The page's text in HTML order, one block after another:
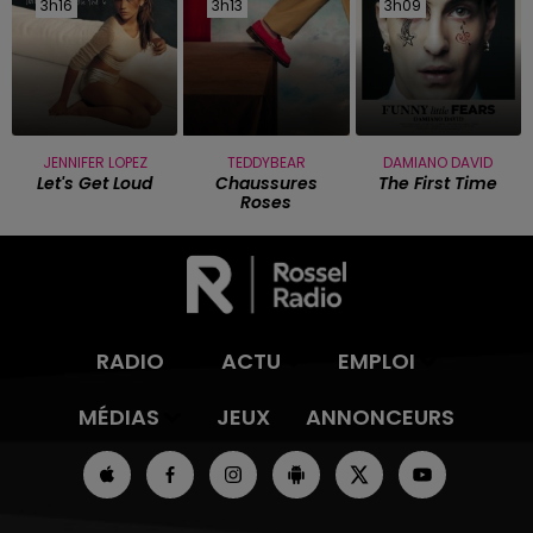
3h16
3h16
JENNIFER LOPEZ
Let's Get Loud
3h13
3h13
TEDDYBEAR
Chaussures
Roses
3h09
3h09
DAMIANO DAVID
The First Time
RADIO ACTU
EMPLOI
MÉDIAS
JEUX ANNONCEURS